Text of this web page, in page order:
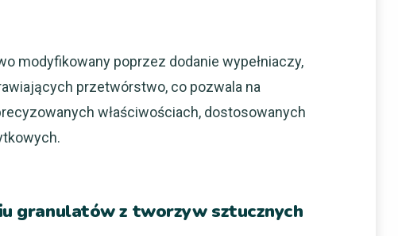
modyfikowany poprzez dodanie wypełniaczy,
przetwórstwo, co pozwala na
właściwościach, dostosowanych
granulatów z tworzyw sztucznych